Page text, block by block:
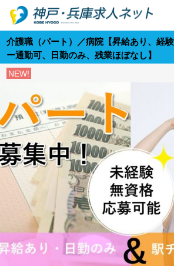
介護職（パート）／病院【昇給あり、経
ー通勤可、日勤のみ、残業ほぼなし】
NEW!